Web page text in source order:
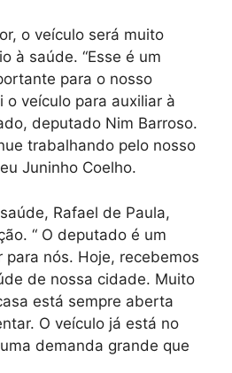
o veículo será muito
à saúde. “Esse é um
para o nosso
o veículo para auxiliar à
deputado Nim Barroso.
trabalhando pelo nosso
Juninho Coelho.
Rafael de Paula,
“ O deputado é um
nós. Hoje, recebemos
de nossa cidade. Muito
está sempre aberta
O veículo já está no
demanda grande que